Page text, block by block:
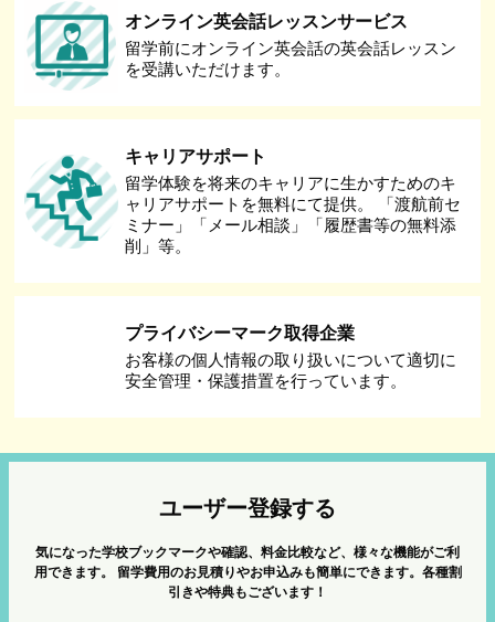
オンライン英会話レッスンサービス
留学前にオンライン英会話の英会話レッスン
を受講いただけます。
キャリアサポート
留学体験を将来のキャリアに生かすためのキ
ャリアサポートを無料にて提供。 「渡航前セ
ミナー」「メール相談」「履歴書等の無料添
削」等。
プライバシーマーク取得企業
お客様の個人情報の取り扱いについて適切に
安全管理・保護措置を行っています。
ユーザー登録する
気になった学校ブックマークや確認、料金比較など、様々な機能がご利
用できます。
留学費用のお見積りやお申込みも簡単にできます。各種割
引きや特典もございます！